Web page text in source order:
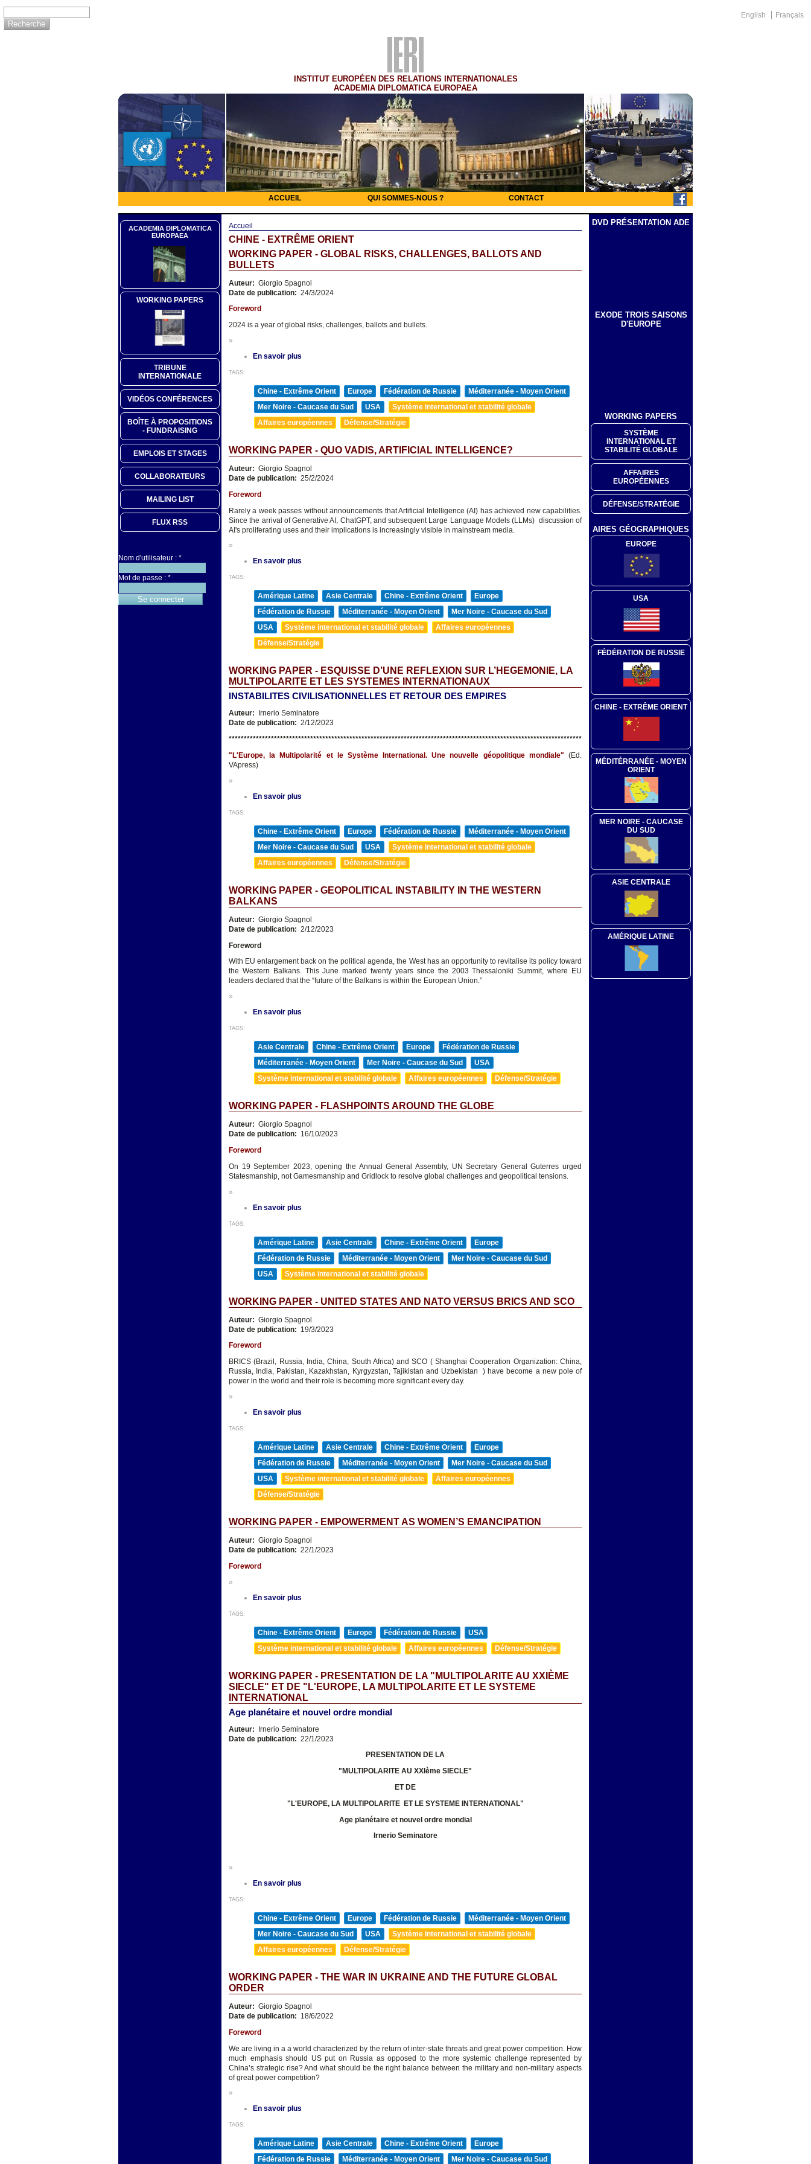
English Français
INSTITUT EUROPÉEN DES RELATIONS INTERNATIONALES
ACADEMIA DIPLOMATICA EUROPAEA
ACCUEIL QUI SOMMES-NOUS ? CONTACT
ACADEMIA DIPLOMATICA
EUROPAEA
WORKING PAPERS
TRIBUNE
INTERNATIONALE
VIDÉOS CONFÉRENCES
BOÎTE À PROPOSITIONS
- FUNDRAISING
EMPLOIS ET STAGES
COLLABORATEURS
MAILING LIST
FLUX RSS
Nom d'utilisateur : *
Mot de passe : *
Accueil
CHINE - EXTRÊME ORIENT
WORKING PAPER - GLOBAL RISKS, CHALLENGES, BALLOTS AND
BULLETS
Auteur: Giorgio Spagnol
Date de publication: 24/3/2024
Foreword
2024 is a year of global risks, challenges, ballots and bullets.
»
En savoir plus
TAGS:
Chine - Extrême Orient Europe Fédération de Russie
Méditerranée - Moyen Orient
Mer Noire - Caucase du Sud
USA
Système international et stabilité globale
Affaires européennes
Défense/Stratégie
WORKING PAPER - QUO VADIS, ARTIFICIAL INTELLIGENCE?
Auteur: Giorgio Spagnol
Date de publication: 25/2/2024
Foreword
Rarely a week passes without announcements that Artificial Intelligence (AI) has achieved new capabilities.
Since the arrival of Generative AI, ChatGPT, and subsequent Large Language Models (LLMs) discussion of
AI's proliferating uses and their implications is increasingly visible in mainstream media.
»
En savoir plus
TAGS:
Amérique Latine Asie Centrale Chine - Extrême Orient
Europe
Fédération de Russie
Méditerranée - Moyen Orient
Mer Noire - Caucase du Sud
USA
Système international et stabilité globale
Affaires européennes
Défense/Stratégie
WORKING PAPER - ESQUISSE D’UNE REFLEXION SUR L’HEGEMONIE, LA
MULTIPOLARITE ET LES SYSTEMES INTERNATIONAUX
INSTABILITES CIVILISATIONNELLES ET RETOUR DES EMPIRES
Auteur:
Irnerio Seminatore
Date de publication: 2/12/2023
*********************************************************************************************************************
"L'Europe, la Multipolarité et le Système International. Une nouvelle géopolitique mondiale" (Ed.
VApress)
»
En savoir plus
TAGS:
Chine - Extrême Orient Europe Fédération de Russie
Méditerranée - Moyen Orient
Mer Noire - Caucase du Sud
USA
Système international et stabilité globale
Affaires européennes
Défense/Stratégie
WORKING PAPER - GEOPOLITICAL INSTABILITY IN THE WESTERN
BALKANS
Auteur: Giorgio Spagnol
Date de publication: 2/12/2023
Foreword
With EU enlargement back on the political agenda, the West has an opportunity to revitalise its policy toward
the Western Balkans. This June marked twenty years since the 2003 Thessaloniki Summit, where EU
leaders declared that the “future of the Balkans is within the European Union.”
»
En savoir plus
TAGS:
Asie Centrale Chine - Extrême Orient Europe
Fédération de Russie
Méditerranée - Moyen Orient
Mer Noire - Caucase du Sud
USA
Système international et stabilité globale
Affaires européennes Défense/Stratégie
WORKING PAPER - FLASHPOINTS AROUND THE GLOBE
Auteur: Giorgio Spagnol
Date de publication: 16/10/2023
Foreword
On 19 September 2023, opening the Annual General Assembly, UN Secretary General Guterres urged
Statesmanship, not Gamesmanship and Gridlock to resolve global challenges and geopolitical tensions.
»
En savoir plus
TAGS:
Amérique Latine Asie Centrale Chine - Extrême Orient
Europe
Fédération de Russie
Méditerranée - Moyen Orient
Mer Noire - Caucase du Sud
USA
Système international et stabilité globale
WORKING PAPER - UNITED STATES AND NATO VERSUS BRICS AND SCO
Auteur: Giorgio Spagnol
Date de publication: 19/3/2023
Foreword
BRICS (Brazil, Russia, India, China, South Africa) and SCO ( Shanghai Cooperation Organization: China,
Russia, India, Pakistan, Kazakhstan, Kyrgyzstan, Tajikistan and Uzbekistan ) have become a new pole of
power in the world and their role is becoming more significant every day.
»
En savoir plus
TAGS:
Amérique Latine Asie Centrale Chine - Extrême Orient
Europe
Fédération de Russie
Méditerranée - Moyen Orient
Mer Noire - Caucase du Sud
USA
Système international et stabilité globale
Affaires européennes
Défense/Stratégie
WORKING PAPER - EMPOWERMENT AS WOMEN’S EMANCIPATION
Auteur: Giorgio Spagnol
Date de publication: 22/1/2023
Foreword
»
En savoir plus
TAGS:
Chine - Extrême Orient Europe Fédération de Russie
USA
Système international et stabilité globale
Affaires européennes Défense/Stratégie
WORKING PAPER - PRESENTATION DE LA "MULTIPOLARITE AU XXIÈME
SIECLE" ET DE "L'EUROPE, LA MULTIPOLARITE ET LE SYSTEME
INTERNATIONAL
Age planétaire et nouvel ordre mondial
Auteur: Irnerio Seminatore
Date de publication: 22/1/2023
PRESENTATION DE LA
"MULTIPOLARITE AU XXIème SIECLE"
ET DE
"L'EUROPE, LA MULTIPOLARITE ET LE SYSTEME INTERNATIONAL"
Age planétaire et nouvel ordre mondial
Irnerio Seminatore
»
En savoir plus
TAGS:
Chine - Extrême Orient Europe Fédération de Russie
Méditerranée - Moyen Orient
Mer Noire - Caucase du Sud
USA
Système international et stabilité globale
Affaires européennes
Défense/Stratégie
WORKING PAPER - THE WAR IN UKRAINE AND THE FUTURE GLOBAL
ORDER
Auteur: Giorgio Spagnol
Date de publication: 18/6/2022
Foreword
We are living in a a world characterized by the return of inter-state threats and great power competition. How
much emphasis should US put on Russia as opposed to the more systemic challenge represented by
China’s strategic rise? And what should be the right balance between the military and non-military aspects
of great power competition?
»
En savoir plus
TAGS:
Amérique Latine Asie Centrale Chine - Extrême Orient
Europe
Fédération de Russie
Méditerranée - Moyen Orient Mer Noire - Caucase du Sud
DVD PRÉSENTATION ADE
EXODE TROIS SAISONS
D'EUROPE
WORKING PAPERS
SYSTÈME
INTERNATIONAL ET
STABILITÉ GLOBALE
AFFAIRES
EUROPÉENNES
DÉFENSE/STRATÉGIE
AIRES GÉOGRAPHIQUES
EUROPE
USA
FÉDÉRATION DE RUSSIE
CHINE - EXTRÊME ORIENT
MÉDITÉRRANÉE - MOYEN
ORIENT
MER NOIRE - CAUCASE
DU SUD
ASIE CENTRALE
AMÉRIQUE LATINE